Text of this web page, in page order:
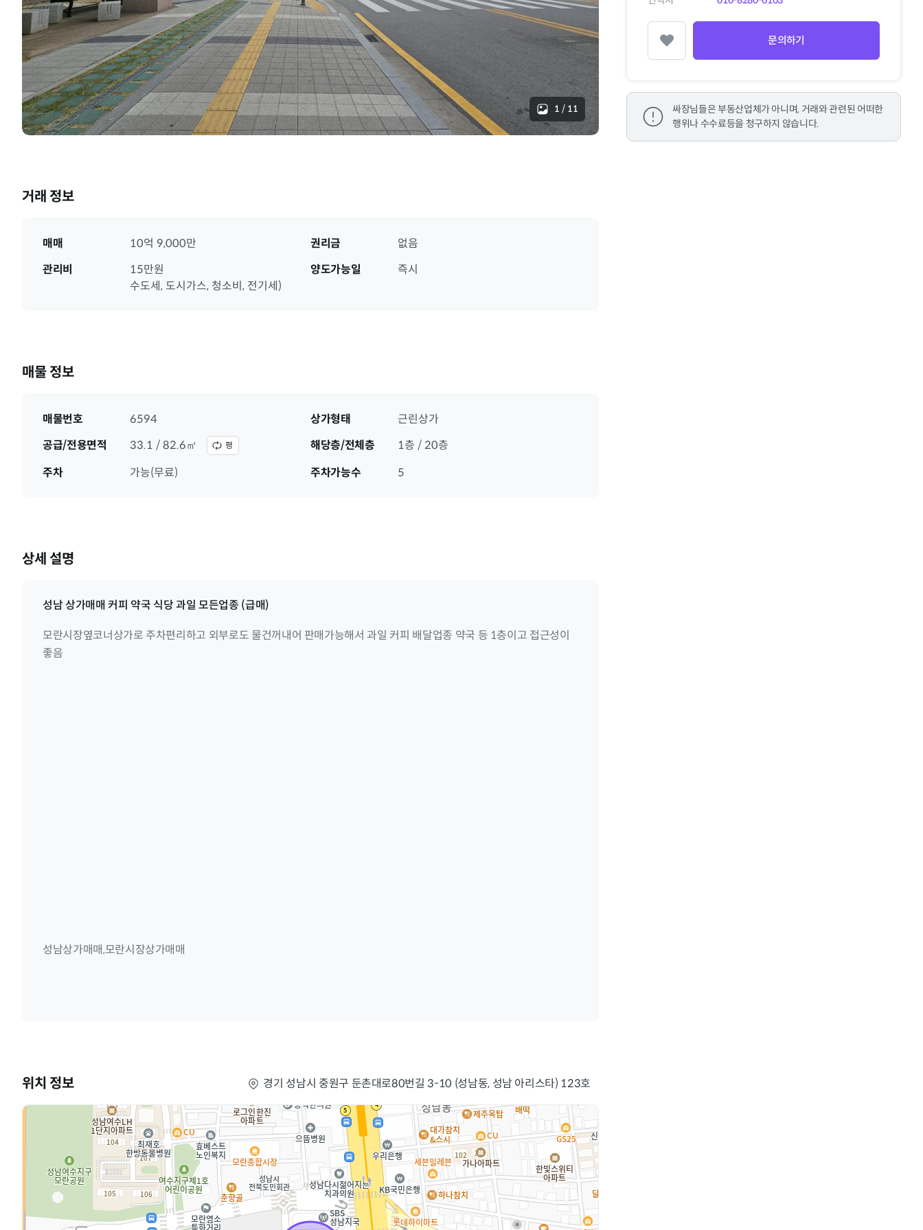
1 / 11
거래 정보
매매 10억 9,000만 권리금
없음
관리비
15만원
수도세, 도시가스, 청소비, 전기세)
양도가능일 즉시
매물 정보
매물번호 6594 상가형태
근린상가
공급/전용면적
33.1 / 82.6㎡ 평 해당층/전체층
1층 / 20층
주차
가능(무료) 주차가능수 5
상세 설명
성남 상가매매 커피 약국 식당 과일 모든업종 (급매)
모란시장옆코너상가로 주차편리하고 외부로도 물건꺼내어 판매가능해서 과일 커피 배달업종 약국 등 1층이고 접근성이
좋음
성남상가매매,모란시장상가매매
위치 정보 경기 성남시 중원구 둔촌대로80번길 3-10 (성남동, 성남 아리스타) 123호
찜하기 문의하기
싸장님들은 부동산업체가 아니며, 거래와 관련된 어떠한
행위나 수수료등을 청구하지 않습니다.